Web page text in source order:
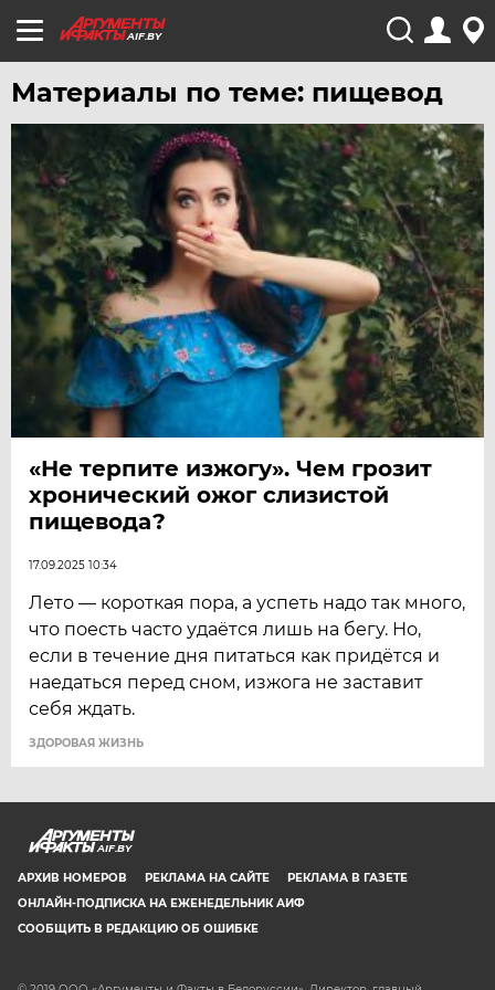
AIF.BY
Материалы по теме: пищевод
«Не терпите изжогу». Чем грозит
хронический ожог слизистой
пищевода?
17.09.2025 10:34
Лето — короткая пора, а успеть надо так много,
что поесть часто удаётся лишь на бегу. Но,
если в течение дня питаться как придётся и
наедаться перед сном, изжога не заставит
себя ждать.
ЗДОРОВАЯ ЖИЗНЬ
AIF.BY
АРХИВ НОМЕРОВ РЕКЛАМА НА САЙТЕ
РЕКЛАМА В ГАЗЕТЕ
ОНЛАЙН-ПОДПИСКА НА ЕЖЕНЕДЕЛЬНИК АИФ
СООБЩИТЬ В РЕДАКЦИЮ ОБ ОШИБКЕ